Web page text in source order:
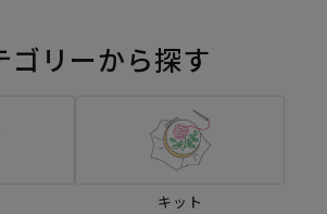
ゴリーから探す
キット